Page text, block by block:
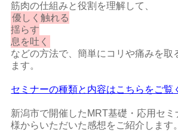
筋肉の仕組みと役割を理解して、
優しく触れる
揺らす
息を吐く
などの方法で、簡単にコリや痛みを取
ます。
セミナーの種類と内容はこちらをご覧
新潟市で開催したMRT基礎・応用セミ
様からいただいた感想をご紹介します。